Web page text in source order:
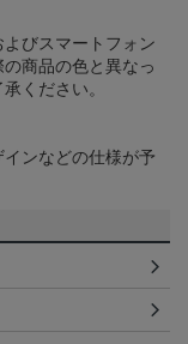
びスマートフォン
商品の色と異なっ
ください。
ンなどの仕様が予